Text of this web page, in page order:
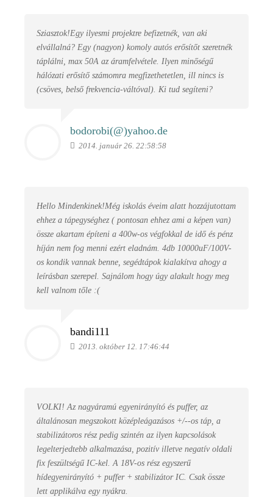
Sziasztok!Egy ilyesmi projektre befizetnék, van aki
elvállalná? Egy (nagyon) komoly autós erősítőt szeretnék
táplálni, max 50A az áramfelvétele. Ilyen minőségű
hálózati erősítő számomra megfizethetetlen, ill nincs is
(csöves, belső frekvencia-váltóval). Ki tud segíteni?
bodorobi(@)yahoo.de
2014. január 26. 22:58:58
Hello Mindenkinek!Még iskolás éveim alatt hozzájutottam
ehhez a tápegységhez ( pontosan ehhez ami a képen van)
össze akartam építeni a 400w-os végfokkal de idő és pénz
híján nem fog menni ezért eladnám. 4db 10000uF/100V-
os kondik vannak benne, segédtápok kialakítva ahogy a
leírásban szerepel. Sajnálom hogy úgy alakult hogy meg
kell valnom tőle :(
bandi111
2013. október 12. 17:46:44
VOLKI! Az nagyáramú egyenirányító és puffer, az
általánosan megszokott középleágazásos +/--os táp, a
stabilizátoros rész pedig szintén az ilyen kapcsolások
legelterjedtebb alkalmazása, pozitív illetve negatív oldali
fix feszültségű IC-kel. A 18V-os rész egyszerű
hídegyenirányító + puffer + stabilizátor IC. Csak össze
lett applikálva egy nyákra.